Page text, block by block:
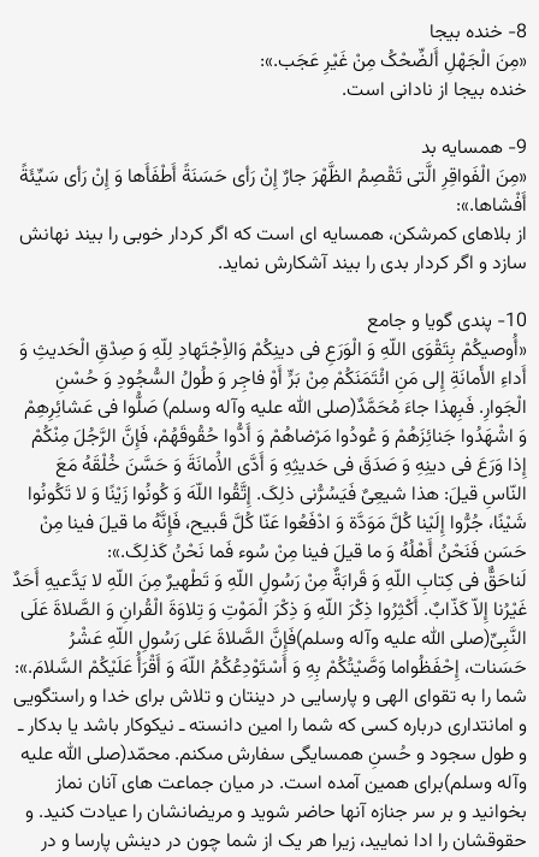
8- خنده بیجا
«مِنَ الْجَهْلِ أَلضِّحْکُ مِنْ غَیْرِ عَجَب.»:
خنده بیجا از نادانى است.
9- همسایه بد
«مِنَ الْفَواقِرِ الَّتى تَقْصِمُ الظَّهْرَ جارٌ إِنْ رَأى حَسَنَةً أَطْفَأَها وَ إِنْ رَأى سَیِّئَةً
أَفْشاها.»:
از بلاهاى کمرشکن، همسایه اى است که اگر کردار خوبى را بیند نهانش
سازد و اگر کردار بدى را بیند آشکارش نماید.
10- پندى گویا و جامع
«أُوصیکُمْ بِتَقْوَى اللّهِ وَ الْوَرَعِ فى دینِکُمْ وَالاِْجْتَهادِ لِلّهِ وَ صِدْقِ الْحَدیثِ وَ
أَداءِ الأَمانَةِ إِلى مَنِ ائْتَمَنَکُمْ مِنْ بَرٍّ أَوْ فاجِر وَ طُولُ السُّجُودِ وَ حُسْنِ
الْجَوارِ. فَبِهذا جاءَ مُحَمَّدٌ(صلى الله علیه وآله وسلم) صَلُّوا فى عَشائِرِهِمْ
وَ اشْهَدُوا جَنائِزَهُمْ وَ عُودُوا مَرْضاهُمْ وَ أَدُّوا حُقُوقَهُمْ، فَإِنَّ الرَّجُلَ مِنْکُمْ
إِذا وَرَعَ فى دینِهِ وَ صَدَقَ فى حَدیثِهِ وَ أَدَّى الاَْمانَةَ وَ حَسَّنَ خُلْقَهُ مَعَ
النّاسِ قیلَ: هذا شیعِىٌ فَیَسُرُّنى ذلِکَ. إِتَّقُوا اللّهَ وَ کُونُوا زَیْنًا وَ لا تَکُونُوا
شَیْنًا، جُرُّوا إِلَیْنا کُلَّ مَوَدَّة وَ ادْفَعُوا عَنّا کُلَّ قَبیح، فَإِنَّهُ ما قیلَ فینا مِنْ
حَسَن فَنَحْنُ أَهْلُهُ وَ ما قیلَ فینا مِنْ سُوء فَما نَحْنُ کَذلِکَ.»:
لَناحَقٌّ فى کِتابِ اللّهِ وَ قَرابَةٌ مِنْ رَسُولِ اللّهِ وَ تَطْهیرٌ مِنَ اللّهِ لا یَدَّعیهِ أَحَدٌ
غَیْرُنا إِلاّ کَذّابٌ. أَکْثِرُوا ذِکْرَ اللّهِ وَ ذِکْرَ الْمَوْتِ وَ تِلاوَةَ الْقُرانِ وَ الصَّلاةَ عَلَى
النَّبِىِّ(صلى الله علیه وآله وسلم)فَإِنَّ الصَّلاةَ عَلى رَسُولِ اللّهِ عَشْرُ
حَسَنات، إِحْفَظُواما وَصَّیْتُکُمْ بِهِ وَ أَسْتَوْدِعُکُمُ اللّهَ وَ أَقْرَأُ عَلَیْکُمْ السَّلامَ.»:
شما را به تقواى الهى و پارسایى در دینتان و تلاش براى خدا و راستگویى
و امانتدارى درباره کسى که شما را امین دانسته ـ نیکوکار باشد یا بدکار ـ
و طول سجود و حُسنِ همسایگى سفارش مىکنم. محمّد(صلى الله علیه
وآله وسلم)براى همین آمده است. در میان جماعت هاى آنان نماز
بخوانید و بر سر جنازه آنها حاضر شوید و مریضانشان را عیادت کنید. و
حقوقشان را ادا نمایید، زیرا هر یک از شما چون در دینش پارسا و در